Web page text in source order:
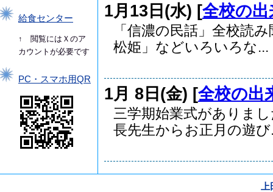
給食センター
↑ 閲覧にはＸのア
カウントが必要です
PC・スマホ用QR
1月13日(水) [全校の出
「信濃の民話」全校読
松姫」などいろいろな...
1月 8日(金) [全校の出
三学期始業式がありま
長先生からお正月の遊び